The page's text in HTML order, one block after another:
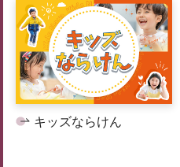
キッズならけん